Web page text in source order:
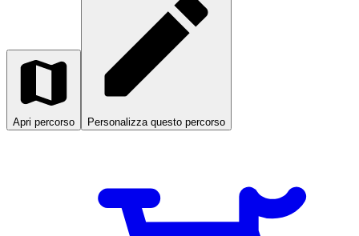
Apri percorso Personalizza questo percorso